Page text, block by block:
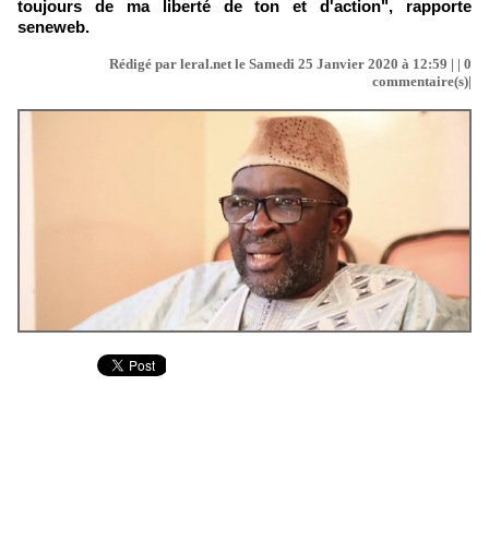
toujours de ma liberté de ton et d'action", rapporte
seneweb.
Rédigé par leral.net le Samedi 25 Janvier 2020 à 12:59 | | 0
commentaire(s)|